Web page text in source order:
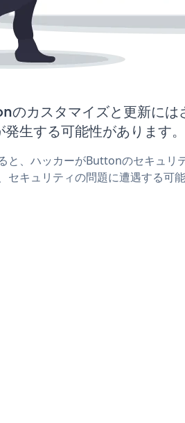
のカスタマイズと更新には
生する可能性があります。
と、ハッカーがButtonのセキュリ
セキュリティの問題に遭遇する可能